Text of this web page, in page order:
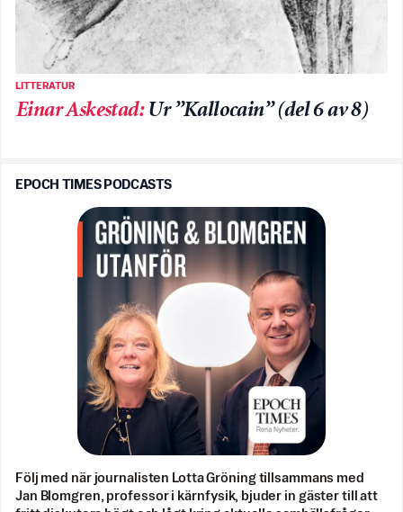
LITTERATUR
Einar Askestad: Ur ”Kallocain” (del 6 av 8)
EPOCH TIMES PODCASTS
Följ med när journalisten Lotta Gröning tillsammans med
Jan Blomgren, professor i kärnfysik, bjuder in gäster till att